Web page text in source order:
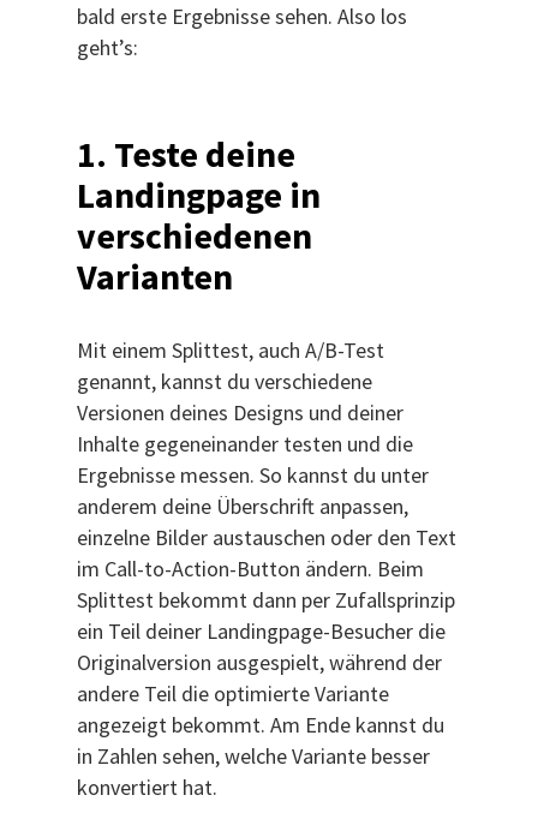
bald erste Ergebnisse sehen. Also los
geht’s:
1. Teste deine
Landingpage in
verschiedenen
Varianten
Mit einem Splittest, auch A/B-Test
genannt, kannst du verschiedene
Versionen deines Designs und deiner
Inhalte gegeneinander testen und die
Ergebnisse messen. So kannst du unter
anderem deine Überschrift anpassen,
einzelne Bilder austauschen oder den Text
im Call-to-Action-Button ändern. Beim
Splittest bekommt dann per Zufallsprinzip
ein Teil deiner Landingpage-Besucher die
Originalversion ausgespielt, während der
andere Teil die optimierte Variante
angezeigt bekommt. Am Ende kannst du
in Zahlen sehen, welche Variante besser
konvertiert hat.